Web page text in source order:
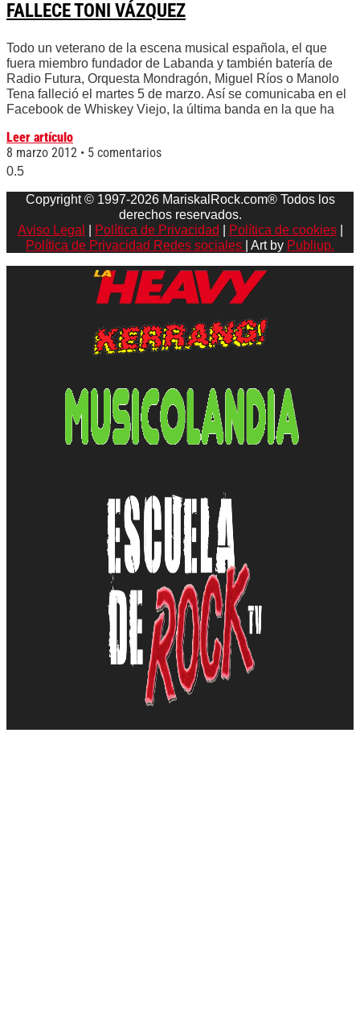
FALLECE TONI VÁZQUEZ
Todo un veterano de la escena musical española, el que
fuera miembro fundador de Labanda y también batería de
Radio Futura, Orquesta Mondragón, Miguel Ríos o Manolo
Tena falleció el martes 5 de marzo. Así se comunicaba en el
Facebook de Whiskey Viejo, la última banda en la que ha
Leer artículo
8 marzo 2012
5 comentarios
Copyright © 1997-2026 MariskalRock.com® Todos los
derechos reservados.
Aviso Legal
Política de Privacidad Política de cookies|
Política de Privacidad Redes sociales
| Art by Publiup.